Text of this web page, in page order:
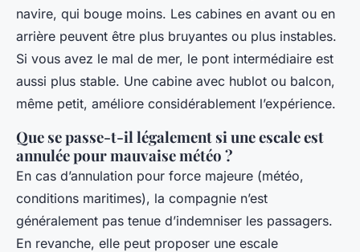
navire, qui bouge moins. Les cabines en avant ou en
arrière peuvent être plus bruyantes ou plus instables.
Si vous avez le mal de mer, le pont intermédiaire est
aussi plus stable. Une cabine avec hublot ou balcon,
même petit, améliore considérablement l’expérience.
Que se passe-t-il légalement si une escale est
annulée pour mauvaise météo ?
En cas d’annulation pour force majeure (météo,
conditions maritimes), la compagnie n’est
généralement pas tenue d’indemniser les passagers.
En revanche, elle peut proposer une escale